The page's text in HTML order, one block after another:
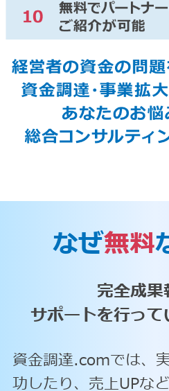
なぜ無料
完全成果
サポートを行って
資金調達.comでは、
功したり、売上UPな